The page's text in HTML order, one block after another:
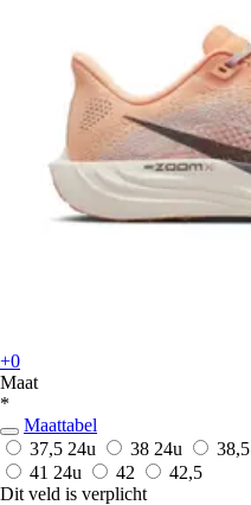
+0
Maat
*
Maattabel
37,5 24u 38 24u 38,5
41 24u 42
42,5
Dit veld is verplicht